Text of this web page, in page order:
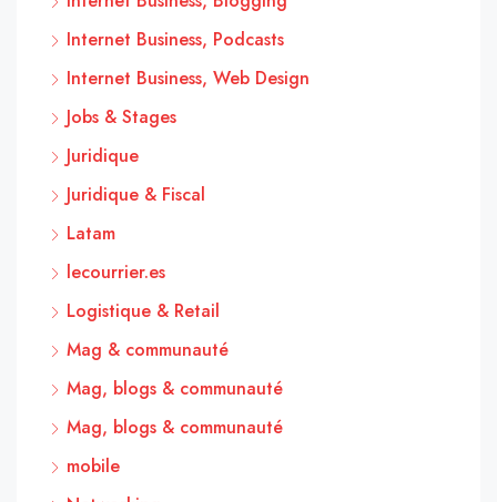
Internet Business, Podcasts
Internet Business, Web Design
Jobs & Stages
Juridique
Juridique & Fiscal
Latam
lecourrier.es
Logistique & Retail
Mag & communauté
Mag, blogs & communauté
Mag, blogs & communauté
mobile